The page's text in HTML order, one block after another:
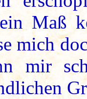
Maß
mich
mir